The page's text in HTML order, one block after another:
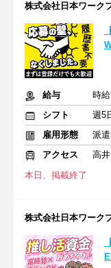
株式会社日本ワーク
給与
時
シフト
週5
雇用形態
派
アクセス
高
本日、掲載終了
株式会社日本ワーク